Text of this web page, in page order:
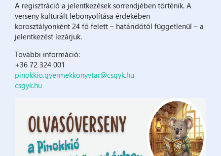
A regisztráció a jelentkezések sorrendjében történik. A
verseny kulturált lebonyolítása érdekében
korosztályonként 24 fő felett – határidőtől függetlenül – a
jelentkezést lezárjuk.
További információ:
+36 72 324 001
pinokkio.gyermekkonyvtar@csgyk.hu
csgyk.hu